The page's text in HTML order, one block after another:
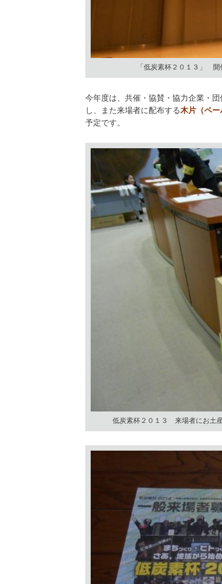
「低炭素杯２０１３」
今年度は、共催・協賛・協力企業・
し、また来場者に配布する木片（ペ
予定です。
低炭素杯２０１３ 来場者にお土